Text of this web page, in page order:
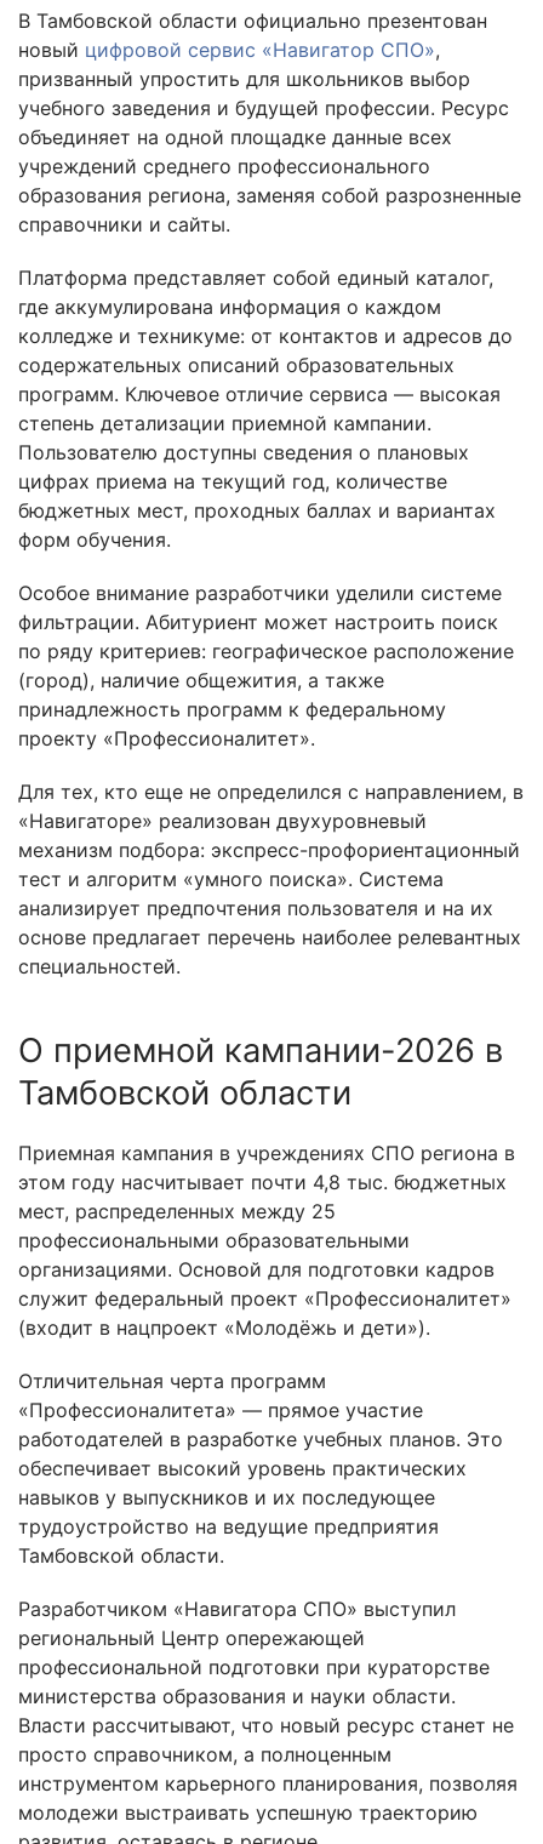
В Тамбовской области официально презентован
новый цифровой сервис «Навигатор СПО»,
призванный упростить для школьников выбор
учебного заведения и будущей профессии. Ресурс
объединяет на одной площадке данные всех
учреждений среднего профессионального
образования региона, заменяя собой разрозненные
справочники и сайты.
Платформа представляет собой единый каталог,
где аккумулирована информация о каждом
колледже и техникуме: от контактов и адресов до
содержательных описаний образовательных
программ. Ключевое отличие сервиса — высокая
степень детализации приемной кампании.
Пользователю доступны сведения о плановых
цифрах приема на текущий год, количестве
бюджетных мест, проходных баллах и вариантах
форм обучения.
Особое внимание разработчики уделили системе
фильтрации. Абитуриент может настроить поиск
по ряду критериев: географическое расположение
(город), наличие общежития, а также
принадлежность программ к федеральному
проекту «Профессионалитет».
Для тех, кто еще не определился с направлением, в
«Навигаторе» реализован двухуровневый
механизм подбора: экспресс-профориентационный
тест и алгоритм «умного поиска». Система
анализирует предпочтения пользователя и на их
основе предлагает перечень наиболее релевантных
специальностей.
О приемной кампании-2026 в
Тамбовской области
Приемная кампания в учреждениях СПО региона в
этом году насчитывает почти 4,8 тыс. бюджетных
мест, распределенных между 25
профессиональными образовательными
организациями. Основой для подготовки кадров
служит федеральный проект «Профессионалитет»
(входит в нацпроект «Молодёжь и дети»).
Отличительная черта программ
«Профессионалитета» — прямое участие
работодателей в разработке учебных планов. Это
обеспечивает высокий уровень практических
навыков у выпускников и их последующее
трудоустройство на ведущие предприятия
Тамбовской области.
Разработчиком «Навигатора СПО» выступил
региональный Центр опережающей
профессиональной подготовки при кураторстве
министерства образования и науки области.
Власти рассчитывают, что новый ресурс станет не
просто справочником, а полноценным
инструментом карьерного планирования, позволяя
молодежи выстраивать успешную траекторию